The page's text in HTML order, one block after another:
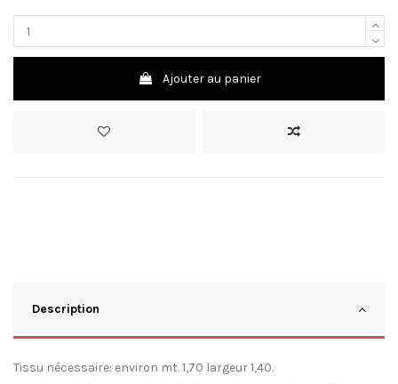
Ajouter au panier
Description
Tissu nécessaire: environ mt. 1,70 largeur 1,40.